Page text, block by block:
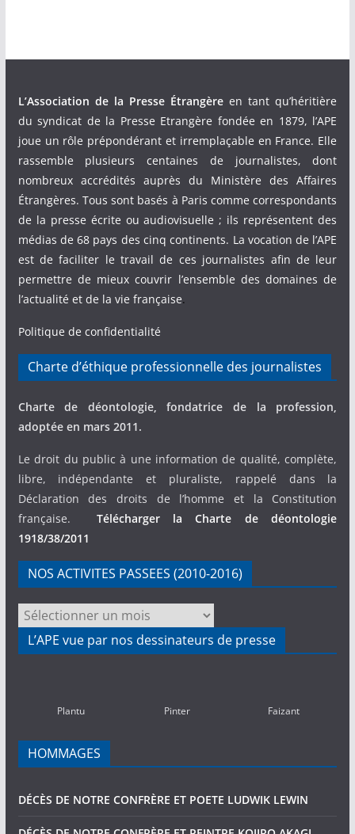
L’Association de la Presse Étrangèreen tant qu’héritière
du syndicat de la Presse Etrangère fondée en 1879, l’APE
joue un rôle prépondérant et irremplaçable en France. Elle
rassemble plusieurs centaines de journalistes, dont
nombreux accrédités auprès du Ministère des Affaires
Étrangères. Tous sont basés à Paris comme correspondants
de la presse écrite ou audiovisuelle ; ils représentent des
médias de 68 pays des cinq continents. La vocation de l’APE
est de faciliter le travail de ces journalistes afin de leur
permettre de mieux couvrir l’ensemble des domaines de
l’actualité et de la vie française.
Politique de confidentialité
Charte d’éthique professionnelle des journalistes
Charte de déontologie, fondatrice de la profession,
adoptée en mars 2011.
Le droit du public à une information de qualité, complète,
libre, indépendante et pluraliste, rappelé dans la
Déclaration des droits de l’homme et la Constitution
française. Télécharger la Charte de déontologie
1918/38/2011
NOS ACTIVITES PASSEES (2010-2016)
NOS
ACTIVITES
PASSEES
L’APE vue par nos dessinateurs de presse
Plantu Pinter Faizant
HOMMAGES
DÉCÈS DE NOTRE CONFRÈRE ET POETE LUDWIK LEWIN